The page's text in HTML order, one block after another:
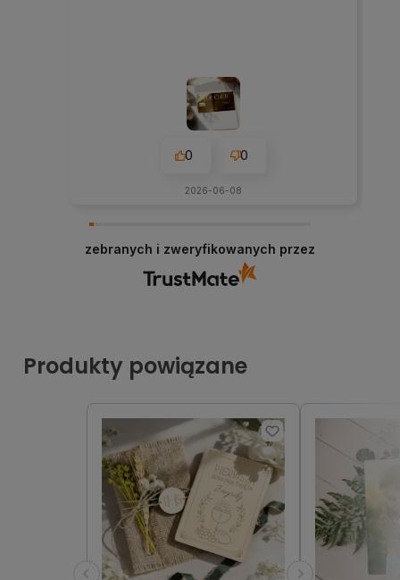
0 0
2026-06-08
zebranych i zweryfikowanych przez
Produkty powiązane